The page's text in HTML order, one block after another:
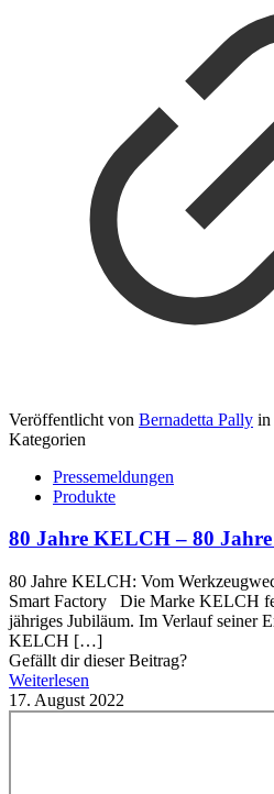
Veröffentlicht von Bernadetta Pally in
Kategorien
Pressemeldungen
Produkte
80 Jahre KELCH – 80
80 Jahre KELCH: Vom
Smart Factory Die Marke KELCH
jähriges Jubiläum. Im Verlauf seiner
KELCH […]
Gefällt dir dieser Beitrag?
Weiterlesen
17. August 2022